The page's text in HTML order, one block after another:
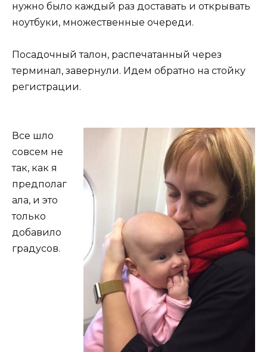
нужно было каждый раз доставать и открывать
ноутбуки, множественные очереди.
Посадочный талон, распечатанный через
терминал, завернули. Идем обратно на стойку
регистрации.
Все шло
совсем не
так, как я
предполаг
ала, и это
только
добавило
градусов.